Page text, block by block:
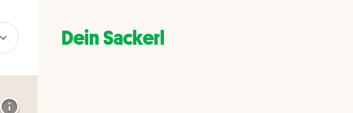
Dein Sackerl